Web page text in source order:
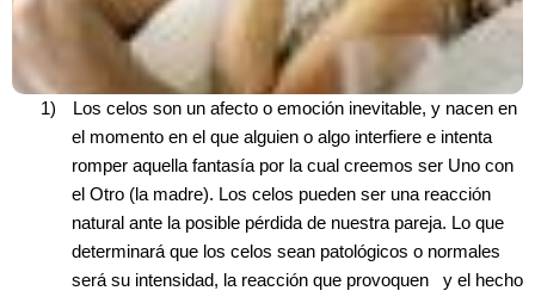
1)
Los celos son un afecto o emoción inevitable, y nacen en
el momento en el que alguien o algo interfiere e intenta
romper aquella fantasía por la cual creemos ser Uno con
el Otro (la madre). Los celos pueden ser una reacción
natural ante la posible pérdida de nuestra pareja. Lo que
determinará que los celos sean patológicos o normales
será su intensidad, la reacción que provoquen y el hecho